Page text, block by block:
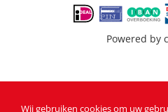
Powered by
Wij gebruiken cookies om uw